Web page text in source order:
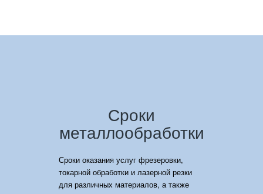
Сроки
металлообработки
Сроки оказания услуг фрезеровки,
токарной обработки и лазерной резки
для различных материалов, а также